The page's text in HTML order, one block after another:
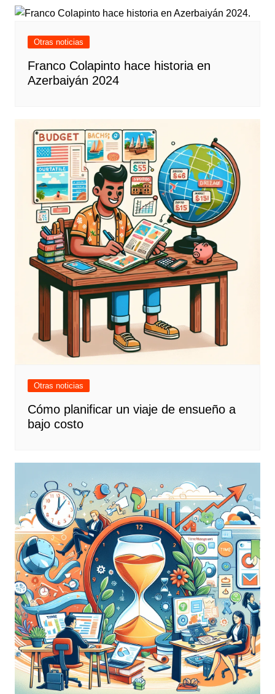
Otras noticias
Franco Colapinto hace historia en
Azerbaiyán 2024
Otras noticias
Cómo planificar un viaje de ensueño a
bajo costo